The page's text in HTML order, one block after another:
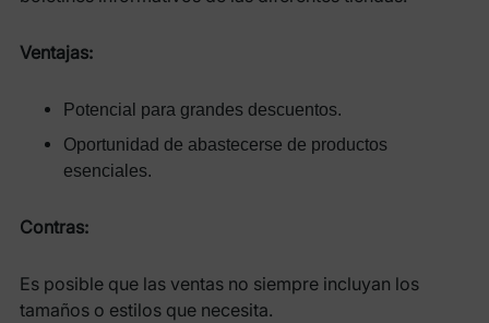
Ventajas:
Potencial para grandes descuentos.
Oportunidad de abastecerse de productos
esenciales.
Contras:
Es posible que las ventas no siempre incluyan los
tamaños o estilos que necesita.